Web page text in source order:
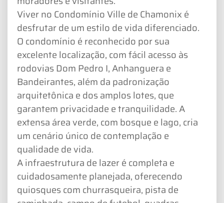
Viver no Condomínio Ville de Chamonix é
desfrutar de um estilo de vida diferenciado.
O condomínio é reconhecido por sua
excelente localização, com fácil acesso às
rodovias Dom Pedro I, Anhanguera e
Bandeirantes, além da padronização
arquitetônica e dos amplos lotes, que
garantem privacidade e tranquilidade. A
extensa área verde, com bosque e lago, cria
um cenário único de contemplação e
qualidade de vida.
A infraestrutura de lazer é completa e
cuidadosamente planejada, oferecendo
quiosques com churrasqueira, pista de